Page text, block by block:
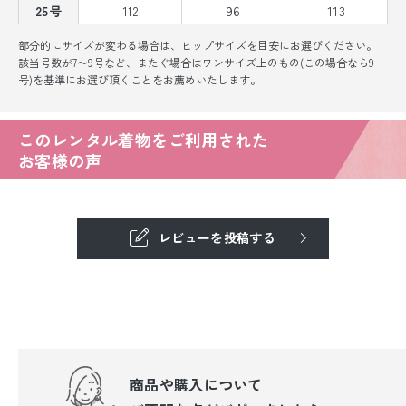
25号 112 96 113
部分的にサイズが変わる場合は、ヒップサイズを目安にお選びください。
該当号数が7〜9号など、またぐ場合はワンサイズ上のもの(この場合なら9
号)を基準にお選び頂くことをお薦めいたします。
このレンタル着物をご利用された
お客様の声
レビューを投稿する
商品や購入について